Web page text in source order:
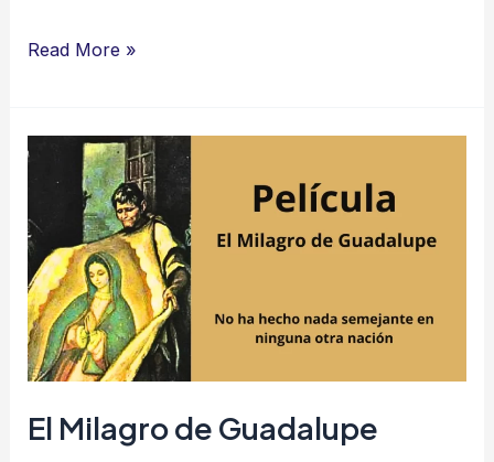
Read More »
El Milagro de Guadalupe
El
Milagro
de
Guadalupe